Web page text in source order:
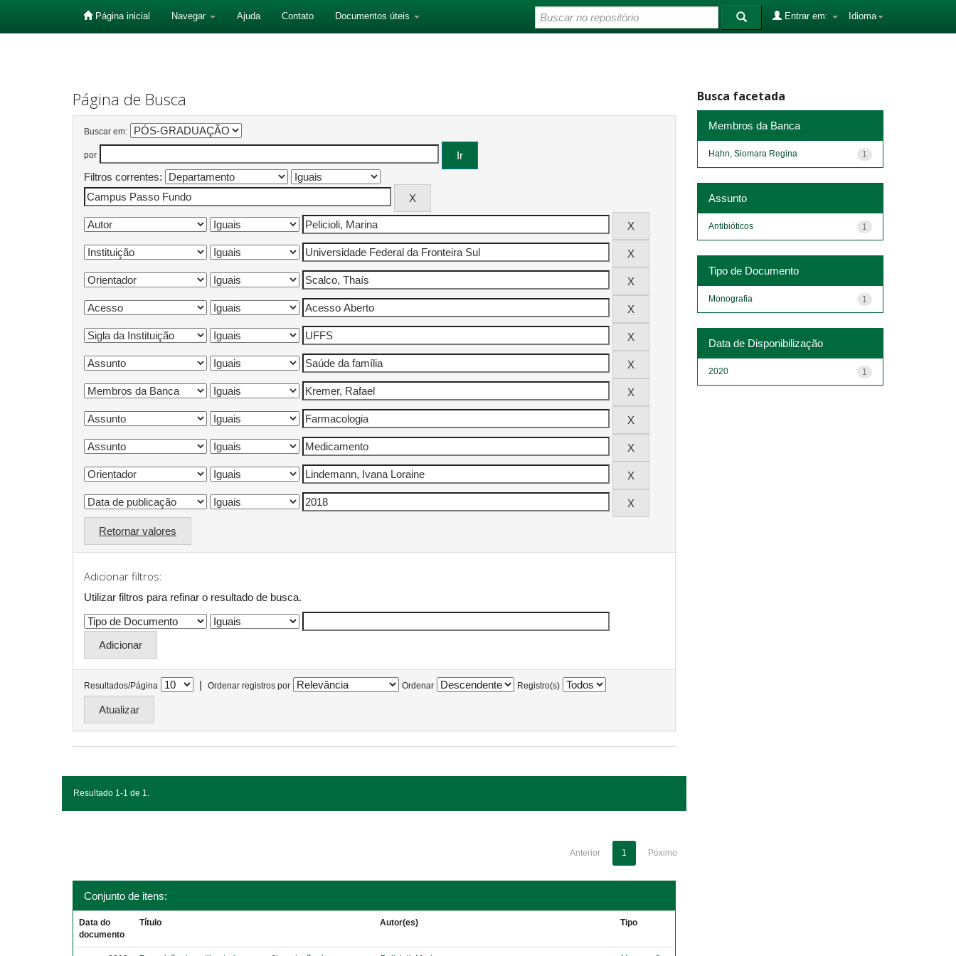
Página inicial Navegar Ajuda Contato Documentos úteis Idioma
Entrar em:
Página de Busca
Buscar em:
por
Filtros correntes:
Retornar valores
Adicionar filtros:
Utilizar filtros para refinar o resultado de busca.
Resultados/Página | Ordenar registros por Ordenar Registro(s)
Resultado 1-1 de 1.
Anterior 1 Póximo
Conjunto de itens:
Data do
documento
Título Autor(es) Tipo
Busca facetada
Membros da Banca
1
Hahn, Siomara Regina
Assunto
1
Antibióticos
Tipo de Documento
1
Monografia
Data de Disponibilização
1
2020